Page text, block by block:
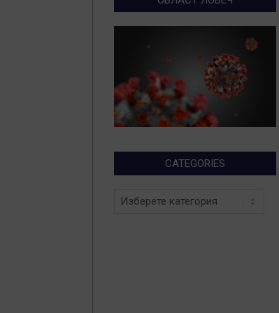
CATEGORIES
Categories